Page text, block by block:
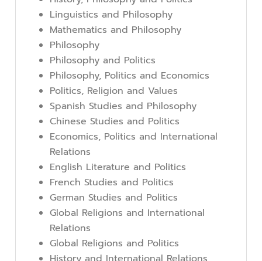
Linguistics and Philosophy
Mathematics and Philosophy
Philosophy
Philosophy and Politics
Philosophy, Politics and Economics
Politics, Religion and Values
Spanish Studies and Philosophy
Chinese Studies and Politics
Economics, Politics and International
Relations
English Literature and Politics
French Studies and Politics
German Studies and Politics
Global Religions and International
Relations
Global Religions and Politics